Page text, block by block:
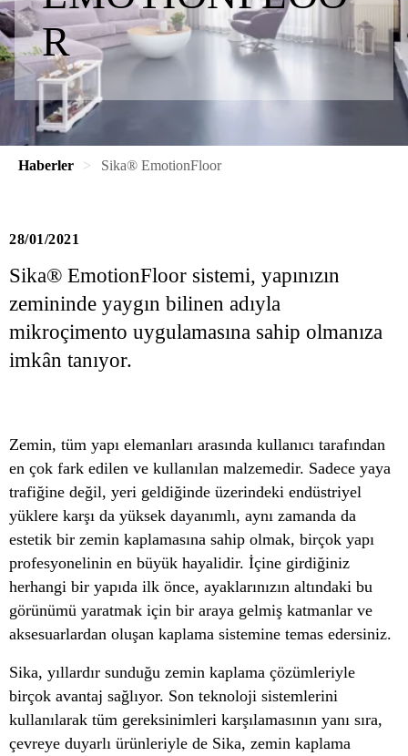
R
Haberler Sika® EmotionFloor
28/01/2021
Sika® EmotionFloor sistemi, yapınızın
zemininde yaygın bilinen adıyla
mikroçimento uygulamasına sahip olmanıza
imkân tanıyor.
Zemin, tüm yapı elemanları arasında kullanıcı tarafından
en çok fark edilen ve kullanılan malzemedir. Sadece yaya
trafiğine değil, yeri geldiğinde üzerindeki endüstriyel
yüklere karşı da yüksek dayanımlı, aynı zamanda da
estetik bir zemin kaplamasına sahip olmak, birçok yapı
profesyonelinin en büyük hayalidir. İçine girdiğiniz
herhangi bir yapıda ilk önce, ayaklarınızın altındaki bu
görünümü yaratmak için bir araya gelmiş katmanlar ve
aksesuarlardan oluşan kaplama sistemine temas edersiniz.
Sika, yıllardır sunduğu zemin kaplama çözümleriyle
birçok avantaj sağlıyor. Son teknoloji sistemlerini
kullanılarak tüm gereksinimleri karşılamasının yanı sıra,
çevreye duyarlı ürünleriyle de Sika, zemin kaplama